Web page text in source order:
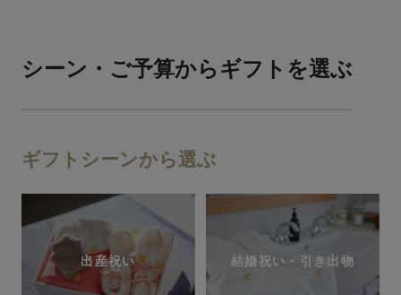
シーン・ご予算からギフトを選ぶ
ギフトシーンから選ぶ
出産祝い 結婚祝い・引き出物